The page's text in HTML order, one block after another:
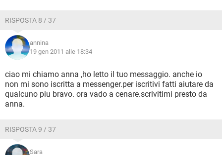
RISPOSTA 8 / 37
annina
19 gen 2011 alle 18:34
ciao mi chiamo anna ,ho letto il tuo messaggio. anche io
non mi sono iscritta a messenger.per iscritivi fatti aiutare da
qualcuno piu bravo. ora vado a cenare.scrivitimi presto da
anna.
RISPOSTA 9 / 37
Sara